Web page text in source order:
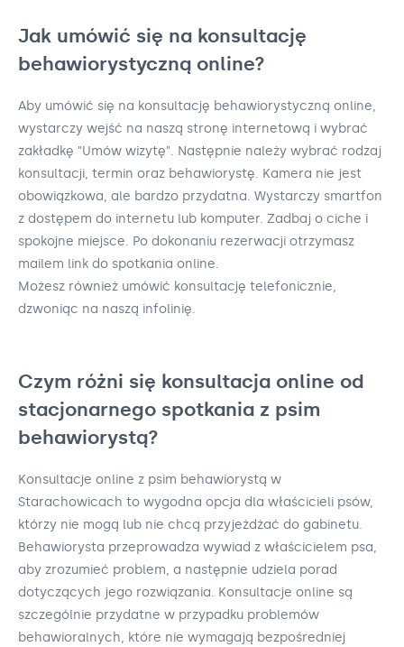
Jak umówić się na konsultację
behawiorystyczną online?
Aby umówić się na konsultację behawiorystyczną online,
wystarczy wejść na naszą stronę internetową i wybrać
zakładkę "Umów wizytę". Następnie należy wybrać rodzaj
konsultacji, termin oraz behawiorystę. Kamera nie jest
obowiązkowa, ale bardzo przydatna. Wystarczy smartfon
z dostępem do internetu lub komputer. Zadbaj o ciche i
spokojne miejsce. Po dokonaniu rezerwacji otrzymasz
mailem link do spotkania online.
Możesz również umówić konsultację telefonicznie,
dzwoniąc na naszą infolinię.
Czym różni się konsultacja online od
stacjonarnego spotkania z psim
behawiorystą?
Konsultacje online z psim behawiorystą w
Starachowicach to wygodna opcja dla właścicieli psów,
którzy nie mogą lub nie chcą przyjeżdżać do gabinetu.
Behawiorysta przeprowadza wywiad z właścicielem psa,
aby zrozumieć problem, a następnie udziela porad
dotyczących jego rozwiązania. Konsultacje online są
szczególnie przydatne w przypadku problemów
behawioralnych, które nie wymagają bezpośredniej